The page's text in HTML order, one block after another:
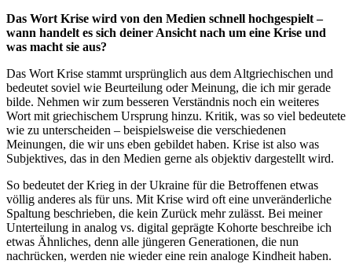
Das Wort Krise wird von den Medien schnell hochgespielt –
wann handelt es sich deiner Ansicht nach um eine Krise und
was macht sie aus?
Das Wort Krise stammt ursprünglich aus dem Altgriechischen und
bedeutet soviel wie Beurteilung oder Meinung, die ich mir gerade
bilde. Nehmen wir zum besseren Verständnis noch ein weiteres
Wort mit griechischem Ursprung hinzu. Kritik, was so viel bedeutete
wie zu unterscheiden – beispielsweise die verschiedenen
Meinungen, die wir uns eben gebildet haben. Krise ist also was
Subjektives, das in den Medien gerne als objektiv dargestellt wird.
So bedeutet der Krieg in der Ukraine für die Betroffenen etwas
völlig anderes als für uns. Mit Krise wird oft eine unveränderliche
Spaltung beschrieben, die kein Zurück mehr zulässt. Bei meiner
Unterteilung in analog vs. digital geprägte Kohorte beschreibe ich
etwas Ähnliches, denn alle jüngeren Generationen, die nun
nachrücken, werden nie wieder eine rein analoge Kindheit haben.